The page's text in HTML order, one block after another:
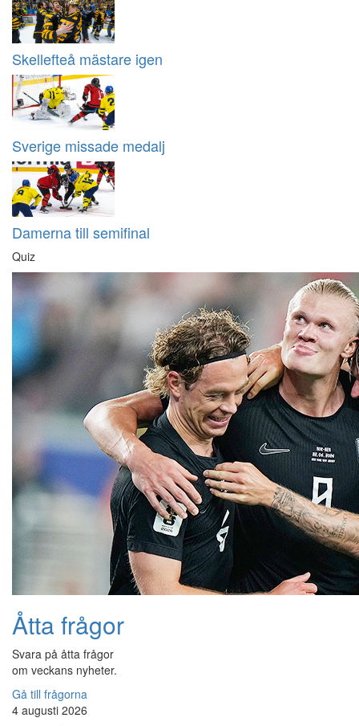
Skellefteå mästare igen
Sverige missade medalj
Damerna till semifinal
Quiz
Åtta frågor
Svara på åtta frågor
om veckans nyheter.
Gå till frågorna
4 augusti 2026